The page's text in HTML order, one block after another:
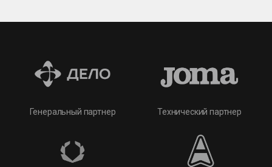
Генеральный партнер Технический партнер